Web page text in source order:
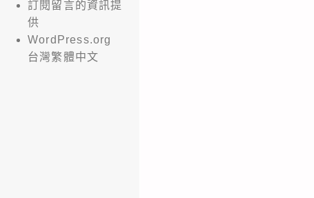
訂閱留言的資訊提
供
WordPress.org
台灣繁體中文